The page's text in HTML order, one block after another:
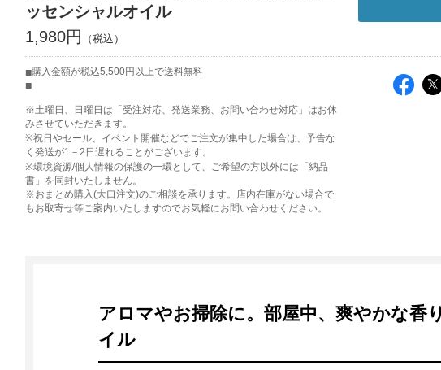
ッセンシャルオイル
1,980円
購入金額が税込5,500円以上で送料無料
※土曜日、日曜日は「受注対応、発送業務、お問い合わせ対応」はお休
みさせていただきます。
※祝日やセール、イベント開催などでご注文が集中した場合は、予告な
く発送が1－2日遅れることがございます。
※環境資源/個人情報の保護の一環として、ご希望の方以外には「納品
書」を同封いたしません。
※おまとめ購入(大口注文)のご相談を承ります。店内在庫がない場合で
もお取寄せ等ご案内いたしますのでお気軽にお問い合わせください。
アロマやお掃除に。部屋中、爽やかな香
イル